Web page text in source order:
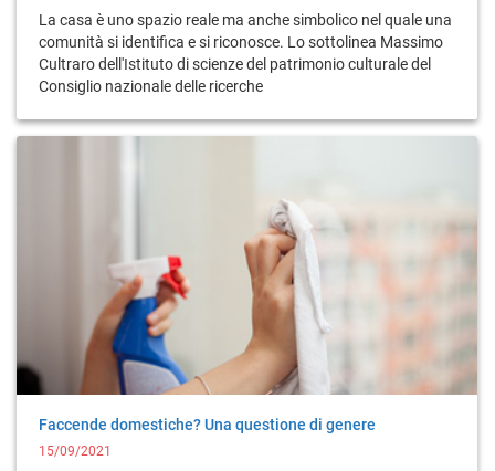
La casa è uno spazio reale ma anche simbolico nel quale una
comunità si identifica e si riconosce. Lo sottolinea Massimo
Cultraro dell'Istituto di scienze del patrimonio culturale del
Consiglio nazionale delle ricerche
Faccende domestiche? Una questione di genere
15/09/2021